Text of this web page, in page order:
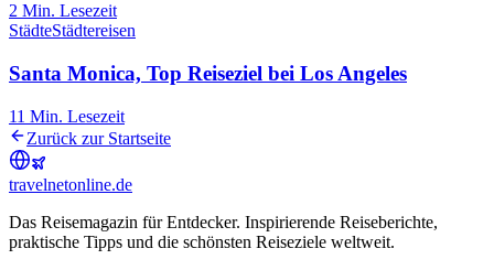
2 Min. Lesezeit
StädteStädtereisen
Santa Monica, Top Reiseziel bei Los Angeles
11 Min. Lesezeit
Zurück zur Startseite
travelnetonline.de
Das Reisemagazin für Entdecker. Inspirierende Reiseberichte,
praktische Tipps und die schönsten Reiseziele weltweit.